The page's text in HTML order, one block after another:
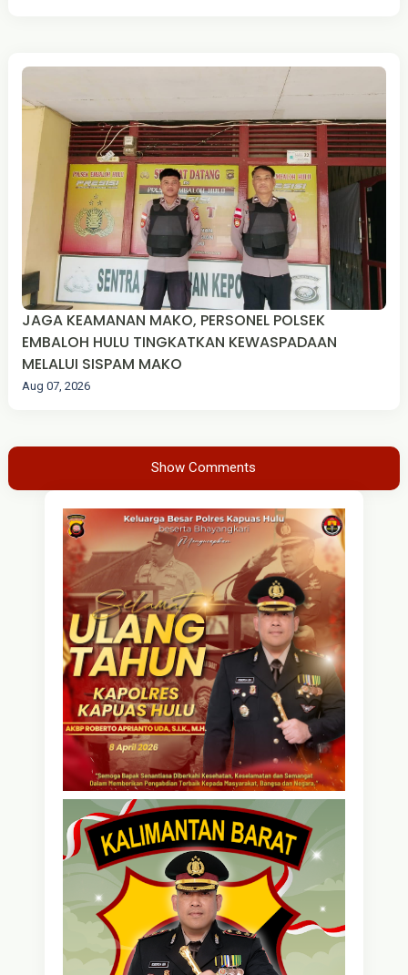
JAGA KEAMANAN MAKO, PERSONEL POLSEK
EMBALOH HULU TINGKATKAN KEWASPADAAN
MELALUI SISPAM MAKO
Aug 07, 2026
Show Comments